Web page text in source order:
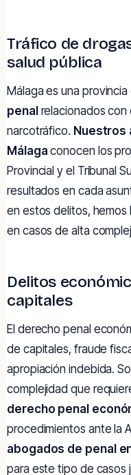
Tráfico de
salud pública
Málaga es una
penalrelacionados con
narcotráfico. Nuestros
Málaga conocen los
Provincial y el Tribunal
resultados en cada
en estos delitos,
en casos de alta
Delitos
capitales
El derecho penal
de capitales, fraude
apropiación indebida.
complejidad que
derecho penal
procedimientos ante la
abogados de penal
para este tipo de casos